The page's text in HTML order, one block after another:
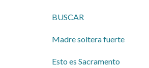
BUSCAR
Madre soltera fuerte
Esto es Sacramento